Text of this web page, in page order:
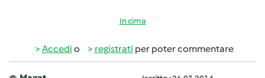
In cima
Accedi o registrati per poter commentare